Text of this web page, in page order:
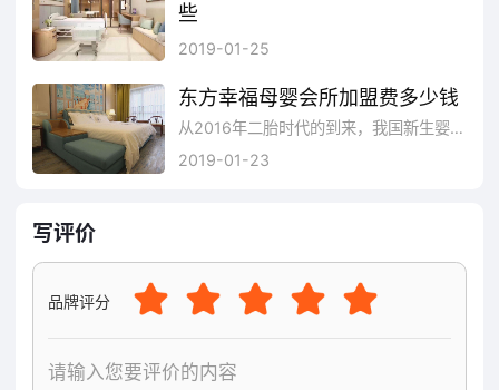
经验丰富的母婴专护师与健康服务团队提供N对1、
24小时贴心守护，从生理到心理，全程规范、细
致、温情相伴，令您和宝宝安心托付。
东方幸福月子中心，以独立分区、智能环境系统、
软净水质护理等细节，构建出融科技、舒适与私密
视心灵的陪伴与滋养。
在这里，每一个细节都是对生命的尊重与祝福。东
方幸福，与您一起，见证新生命的绽放，共筑爱的
些
2019-01-25
东方幸福母婴会所加盟费多少钱
从2016年二胎时代的到来，我国新生婴儿就有明显上涨的趋势，截止至2017年年底，年新生儿总数就已经达到了1700万，而其衍生出来的产业因受众客户多，也是非常有前景的，例如专卖母婴产品的母婴生活馆、专供婴幼儿游泳的游泳馆、还有为产妇和新生儿服务的母婴会所等等。
2019-01-23
写评价
品牌评分